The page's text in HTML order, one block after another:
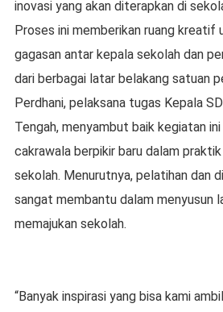
inovasi yang akan diterapkan di
Proses ini memberikan ruang kreatif
gagasan antar kepala sekolah dan
dari berbagai latar belakang satuan
Perdhani, pelaksana tugas Kepala
Tengah, menyambut baik kegiatan
cakrawala berpikir baru dalam
sekolah. Menurutnya, pelatihan dan
sangat membantu dalam menyusun
memajukan sekolah.
“Banyak inspirasi yang bisa kami